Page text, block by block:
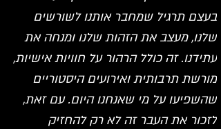
בעצם תרגיל שמחבר אותנו לשורשים
שלנו, מעצב את הזהות שלנו ומנחה את
עתידנו. זה כולל הרהור על חוויות אישיות,
מורשת תרבותית ואירועים היסטוריים
שהשפיעו על מי שאנחנו היום. עם זאת,
לזכור את העבר זה לא רק להחזיק